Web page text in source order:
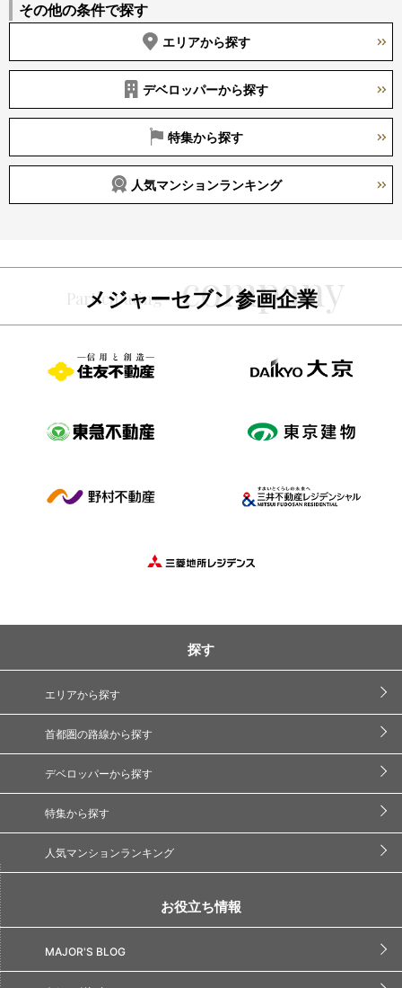
その他の条件で探す
エリアから探す
デベロッパーから探す
特集から探す
人気マンションランキング
メジャーセブン参画企業
探す
エリアから探す
首都圏の路線から探す
デベロッパーから探す
特集から探す
人気マンションランキング
お役立ち情報
MAJOR'S BLOG